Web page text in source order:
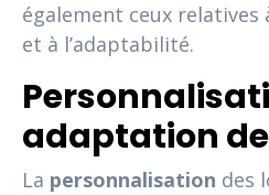
également ceux
et à l’adaptabilité.
adaptation
La personnalisation des